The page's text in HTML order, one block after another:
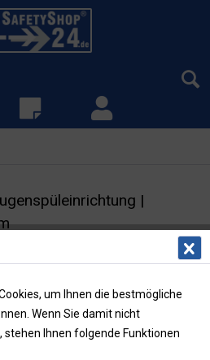
|
ISO | langnachleuchtend
um Ihnen die bestmögliche
Wenn Sie damit nicht
Ihnen folgende Funktionen